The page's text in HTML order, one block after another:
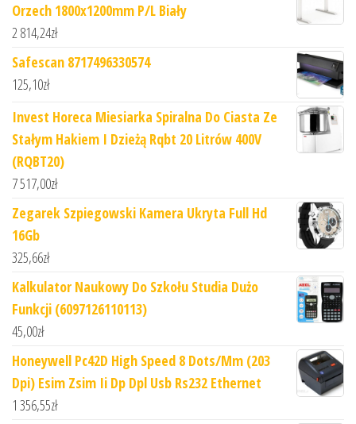
Orzech 1800x1200mm P/L Biały
2 814,24zł
Safescan 8717496330574
125,10zł
Invest Horeca Miesiarka Spiralna Do Ciasta Ze
Stałym Hakiem I Dzieżą Rqbt 20 Litrów 400V
(RQBT20)
7 517,00zł
Zegarek Szpiegowski Kamera Ukryta Full Hd
16Gb
325,66zł
Kalkulator Naukowy Do Szkołu Studia Dużo
Funkcji (6097126110113)
45,00zł
Honeywell Pc42D High Speed 8 Dots/Mm (203
Dpi) Esim Zsim Ii Dp Dpl Usb Rs232 Ethernet
1 356,55zł